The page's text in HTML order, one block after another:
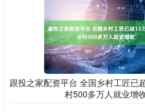
跟投之家配资平台 全国乡村工匠已
村500多万人就业增